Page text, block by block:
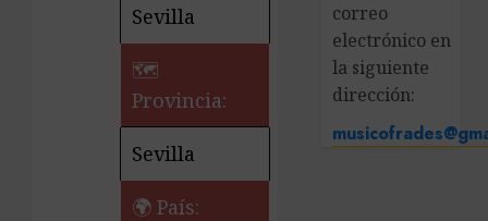
Sevilla
🗺
Provincia:
Sevilla
🌍 País:
correo
electrónico en
la siguiente
dirección: